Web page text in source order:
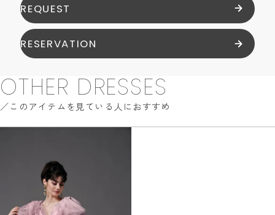
REQUEST
RESERVATION
OTHER DRESSES
このアイテムを見ている人におすすめ